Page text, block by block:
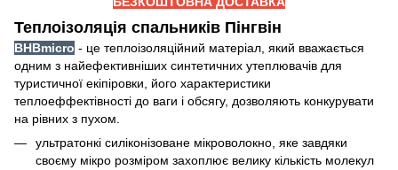
Теплоізоляція спальників Пінгвін
BHBmicro - це теплоізоляційний матеріал, який вважається
одним з найефективніших синтетичних утеплювачів для
туристичної екіпіровки, його характеристики
теплоеффектівності до ваги і обсягу, дозволяють конкурувати
на рівних з пухом.
ультратонкі силіконізоване мікроволокно, яке завдяки
своєму мікро розміром захоплює велику кількість молекул